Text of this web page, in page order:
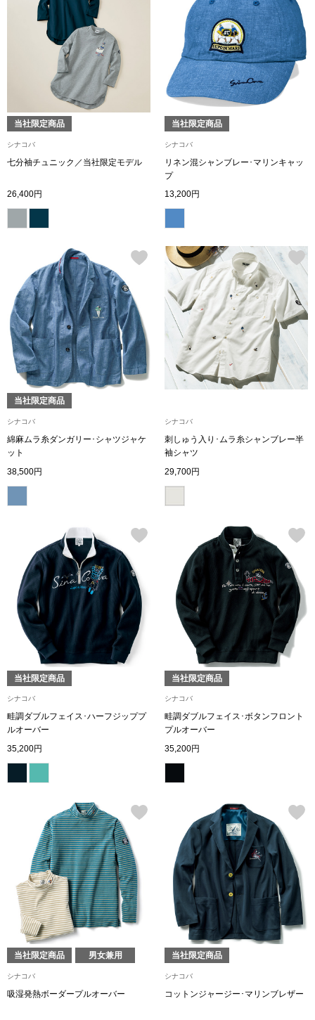
その他
ルーム･アン
アンダーウェア
バッグ
トートバッグ
ハンドバッグ
ショルダーバ
ボディバッグ
スーツケース
その他
シューズ
スニーカー
ブーツ
サンダル
当社限定商品
シナコバ
七分袖チュニック／当社限定モデル
26,400円
当社限定商品
シナコバ
リネン混シャンブレー･マリンキャッ
プ
13,200円
当社限定商品
シナコバ
綿麻ムラ糸ダンガリー･シャツジャケ
ット
38,500円
シナコバ
刺しゅう入り･ムラ糸シャンブレー半
袖シャツ
29,700円
当社限定商品
シナコバ
畦調ダブルフェイス･ハーフジッププ
ルオーバー
35,200円
当社限定商品
シナコバ
畦調ダブルフェイス･ボタンフロント
プルオーバー
35,200円
当社限定商品 男女兼用
シナコバ
吸湿発熱ボーダープルオーバー
当社限定商品
シナコバ
コットンジャージー･マリンブレザー